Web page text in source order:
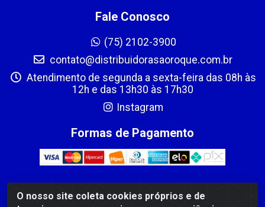
O nosso site coleta cookies próprios e de
Fale Conosco
(75) 2102-3900
contato@distribuidorasaoroque.com.br
Atendimento de segunda a sexta-feira das 08h às
12h e das 13h30 às 17h30
Instagram
Formas de Pagamento
DIST DE PROD ALIM SÃO ROQUE LTDA - AVENIDA PROBAHIA,